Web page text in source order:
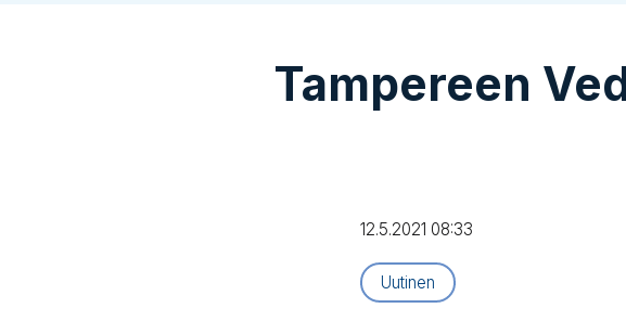
Tampereen
12.5.2021 08:33
Artikkelityyppi:
Uutinen